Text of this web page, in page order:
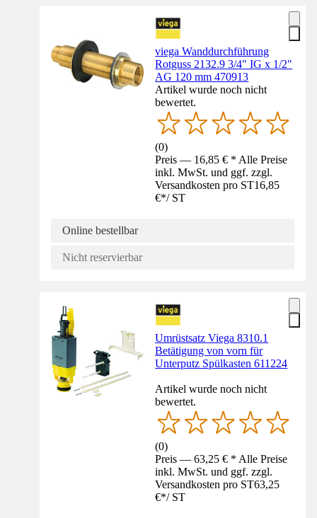
viega Wanddurchführung
Rotguss 2132.9 3/4" IG x 1/2"
AG 120 mm 470913
Artikel wurde noch nicht
bewertet.
(0)
Preis — 16,85 € * Alle Preise
inkl. MwSt. und ggf. zzgl.
Versandkosten pro ST16,85
€*/ ST
Online bestellbar
Nicht reservierbar
Umrüstsatz Viega 8310.1
Betätigung von vorn für
Unterputz Spülkasten 611224
Artikel wurde noch nicht
bewertet.
(0)
Preis — 63,25 € * Alle Preise
inkl. MwSt. und ggf. zzgl.
Versandkosten pro ST63,25
€*/ ST